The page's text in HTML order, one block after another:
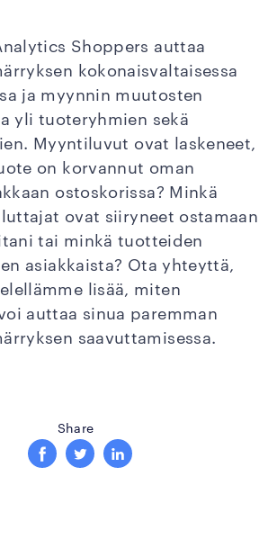
Shoppers auttaa
kokonaisvaltaisessa
ja myynnin muutosten
yli tuoteryhmien sekä
Myyntiluvut ovat laskeneet,
on korvannut oman
ostoskorissa? Minkä
ovat siiryneet ostamaan
tai minkä tuotteiden
asiakkaista? Ota yhteyttä,
lisää, miten
auttaa sinua paremman
saavuttamisessa.
Share